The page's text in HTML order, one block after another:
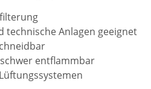
technische Anlagen geeignet
entflammbar